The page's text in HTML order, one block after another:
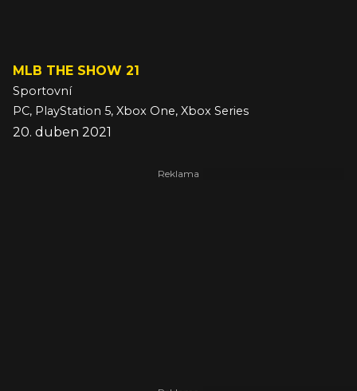
MLB THE SHOW 21
Sportovní
PC, PlayStation 5, Xbox One, Xbox Series
20. duben 2021